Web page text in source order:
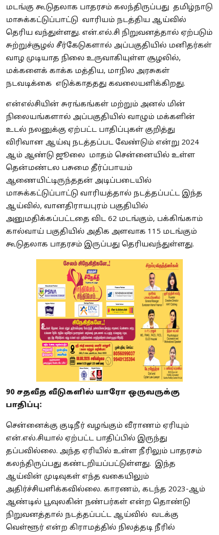
மடங்கு கூடுதலாக பாதரசம் கலந்திருப்பது தமிழ்நாடு
மாசுக்கட்டுப்பாட்டு வாரியம் நடத்திய ஆய்வில்
தெரிய வந்துள்ளது. என்.எல்.சி நிறுவனத்தால் ஏற்படும்
சுற்றுச்சூழல் சீர்கேடுகளால் அப்பகுதியில் மனிதர்கள்
வாழ முடியாத நிலை உருவாகியுள்ள சூழலில்,
மக்களைக் காக்க மத்திய, மாநில அரசுகள்
நடவடிக்கை எடுக்காததது கவலையளிக்கிறது.
என்எல்சியின் சுரங்கங்கள் மற்றும் அனல் மின்
நிலையங்களால் அப்பகுதியில் வாழும் மக்களின்
உடல் நலனுக்கு ஏற்பட்ட பாதிப்புகள் குறித்து
விரிவான ஆய்வு நடத்தப்பட வேண்டும் என்று 2024
ஆம் ஆண்டு ஜூலை மாதம் சென்னையில் உள்ள
தென்மண்டல பசுமை தீர்ப்பாயம்
ஆணையிட்டிருந்ததன் அடிப்படையில்
மாசுக்கட்டுப்பாட்டு வாரியத்தால் நடத்தப்பட்ட இந்த
ஆய்வில், வானதிராயபுரம் பகுதியில்
அனுமதிக்கப்பட்டதை விட 62 மடங்கும், பக்கிங்காம்
கால்வாய் பகுதியில் அதிக அளவாக 115 மடங்கும்
கூடுதலாக பாதரசம் இருப்பது தெரியவந்துள்ளது.
90 சதவீத வீடுகளில் யாரோ ஒருவருக்கு
பாதிப்பு:
சென்னைக்கு குடிநீர் வழங்கும் வீராணம் ஏரியும்
என்.எல்.சியால் ஏற்பட்ட பாதிப்பில் இருந்து
தப்பவில்லை. அந்த ஏரியில் உள்ள நீரிலும் பாதரசம்
கலந்திருப்பது கண்டறியப்பட்டுள்ளது. இந்த
ஆய்வின் முடிவுகள் எந்த வகையிலும்
அதிர்ச்சியளிக்கவில்லை. காரணம், கடந்த 2023-ஆம்
ஆண்டில் பூவுலகின் நண்பர்கள் என்ற தொண்டு
நிறுவனத்தால் நடத்தப்பட்ட ஆய்வில் வடக்கு
வெள்ளூர் என்ற கிராமத்தில் நிலத்தடி நீரில்